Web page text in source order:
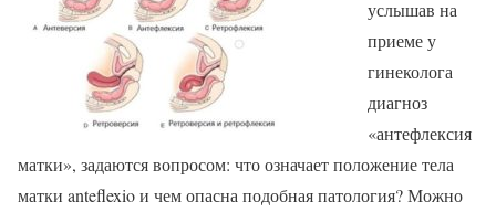
услышав на
приеме у
гинеколога
диагноз
«антефлексия
матки», задаются вопросом: что означает положение тела
матки anteflexio и чем опасна подобная патология? Можно